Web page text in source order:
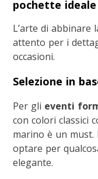
pochette ideale
L’arte di abbinare
attento per i
occasioni.
Selezione in
Per gli eventi
con colori classici
marino è un must.
optare per
elegante.